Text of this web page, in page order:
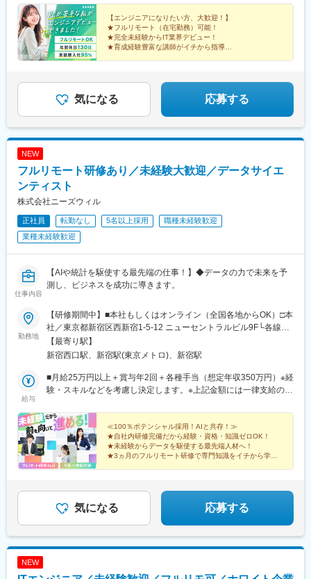
各線「東梅田駅」より徒歩1分・各線「西梅田駅」より徒歩3分
【名古屋支店】愛知県名古屋市西区名駅二丁目27番8号 名古屋プ
ライムセントラルタワー3階・各線「名古屋駅」より徒歩8分・各
線「国際センター駅」より徒歩10分
＋各種手当＋決算賞与【北海道・その他】月給19.5万円～50万円
＋各種手当＋決算賞与【即戦力枠】月給35万円～50万円＋各種手
当＋決算賞与※経験・能力等を考慮の上、決定いたします。※試用
期間は6ヶ月です。条件の差異はありません。※固定残業代はあり
ません。残業代は別途支給です。【年収例】◆450万円／24歳・
（月給42万円＋各種手当等）◆880万円／32歳・入社5年（月給
62万円＋各種手当等）
【エンジニアになりたい方、大歓迎！】
★フルリモート（在宅勤務）可能！
★完全未経験からIT業界デビュー！
★育成経験豊富な講師がイチから指導
気になる 応募する
NEW
フルリモート研修あり／未経験大歓迎／データサイエ
ンティスト
株式会社ニーズウィル
正社員 転勤なし 5名以上採用
職種未経験歓迎
業種未経験歓迎
仕事内容
【AIや統計を駆使する最先端の仕事！】◆データの力で未来を予
測し、ビジネスを成功に導きます。
勤務地
【研修期間中】■本社もしくはオンライン（全国各地からOK）□本
社／東京都新宿区西新宿1-5-12 ニューセントラルビル9F└各線
「新宿」駅より徒歩3分└都営大江戸線「新宿西口」駅より徒歩2
分【研修終了後】■東京23区を中心とした全国各地のITプロジェク
ん。※すべて徒歩10分以内の駅チカオフィスです。※フルリモー
ト・在宅勤務はプロジェクトによって異なります。
【最寄り駅】
新宿西口駅、新宿駅(東京メトロ)、新宿駅
給与
■月給25万円以上＋賞与年2回＋各種手当（想定年収350万円）※経
験・スキルなどを考慮し決定します。※上記金額には一律支給の住
（期間中は月給23万円以上で、その他の待遇に変更なし）☆経験
がある方は、現職・前職給与を考慮します。☆明確な評価制度あ
り。個人の頑張りに応じて評価します。【年収例】年収350万円
（経験0年）年収450万円（経験1年）年収750万円（経験2年）年
収1100万円（経験5年）
≪100％ポテンシャル採用！AIと共存！≫
★自社内研修完備だから経験・資格・知識ゼロOK！
★未経験からデータを駆使する最先端人材へ！
★3ヵ月のフルリモート研修で専門知識をイチから学べ
気になる 応募する
NEW